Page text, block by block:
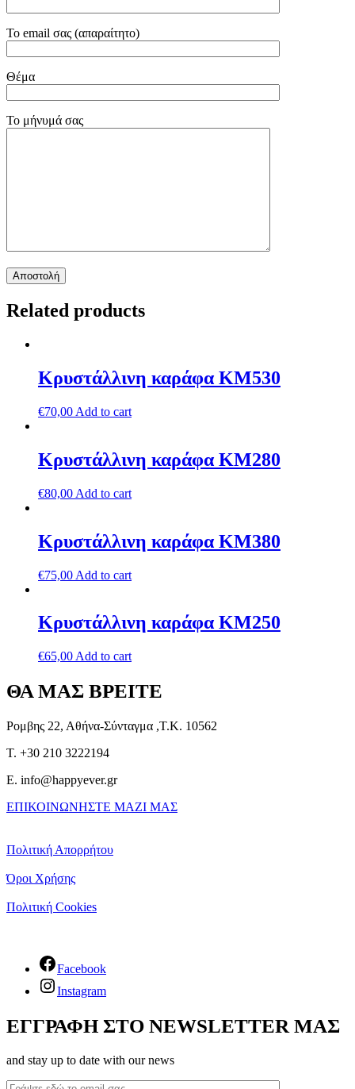
Το email σας (απαραίτητο)
Θέμα
Το μήνυμά σας
Related products
Κρυστάλλινη καράφα ΚΜ530
€70,00 Add to cart
Κρυστάλλινη καράφα ΚΜ280
€80,00 Add to cart
Κρυστάλλινη καράφα ΚΜ380
€75,00 Add to cart
Κρυστάλλινη καράφα ΚΜ250
€65,00 Add to cart
ΘΑ ΜΑΣ ΒΡΕΙΤΕ
Ρομβης 22, Αθήνα-Σύνταγμα ,Τ.Κ. 10562
T. +30 210 3222194
E. info@happyever.gr
ΕΠΙΚΟΙΝΩΝΗΣΤΕ ΜΑΖΙ ΜΑΣ
Πολιτική Απορρήτου
Όροι Χρήσης
Πολιτική Cookies
Facebook
Instagram
ΕΓΓΡΑΦΗ ΣΤΟ NEWSLETTER ΜΑΣ
and stay up to date with our news